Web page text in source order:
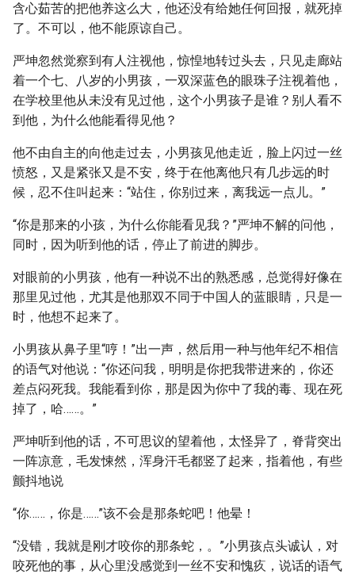
含心茹苦的把他养这么大，他还没有给她任何回报，就死掉
了。不可以，他不能原谅自己。
严坤忽然觉察到有人注视他，惊惶地转过头去，只见走廊站
着一个七、八岁的小男孩，一双深蓝色的眼珠子注视着他，
在学校里他从未没有见过他，这个小男孩子是谁？别人看不
到他，为什么他能看得见他？
他不由自主的向他走过去，小男孩见他走近，脸上闪过一丝
愤怒，又是紧张又是不安，终于在他离他只有几步远的时
候，忍不住叫起来：“站住，你别过来，离我远一点儿。”
“你是那来的小孩，为什么你能看见我？”严坤不解的问他，
同时，因为听到他的话，停止了前进的脚步。
对眼前的小男孩，他有一种说不出的熟悉感，总觉得好像在
那里见过他，尤其是他那双不同于中国人的蓝眼睛，只是一
时，他想不起来了。
小男孩从鼻子里“哼！”出一声，然后用一种与他年纪不相信
的语气对他说：“你还问我，明明是你把我带进来的，你还
差点闷死我。我能看到你，那是因为你中了我的毒、现在死
掉了，哈……。”
严坤听到他的话，不可思议的望着他，太怪异了，脊背突出
一阵凉意，毛发悚然，浑身汗毛都竖了起来，指着他，有些
颤抖地说
“你……，你是……”该不会是那条蛇吧！他晕！
“没错，我就是刚才咬你的那条蛇，。”小男孩点头诚认，对
咬死他的事，从心里没感觉到一丝不安和愧疚，说话的语气